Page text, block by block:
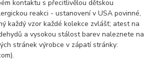
kontaktu s přecitlivělou dětskou
reakci - ustanovení v USA povinné,
každý vzor každé kolekce zvlášť; atest na
a vysokou stálost barev naleznete na
stránek výrobce v zápatí stránky: